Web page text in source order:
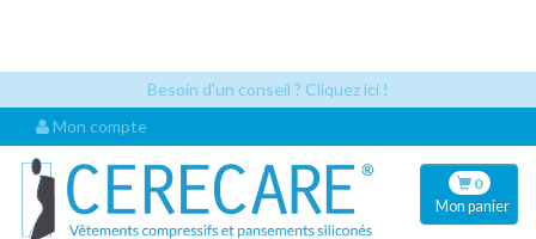
Besoin d'un conseil ? Cliquez ici !
Mon compte
0
Mon panier